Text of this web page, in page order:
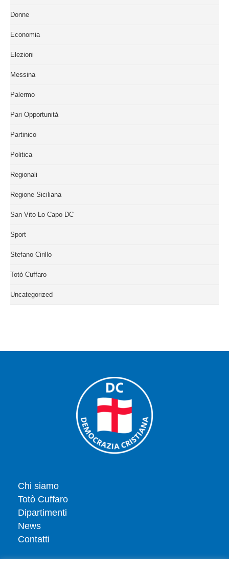
Donne
Economia
Elezioni
Messina
Palermo
Pari Opportunità
Partinico
Politica
Regionali
Regione Siciliana
San Vito Lo Capo DC
Sport
Stefano Cirillo
Totò Cuffaro
Uncategorized
Chi siamo
Totò Cuffaro
Dipartimenti
News
Contatti